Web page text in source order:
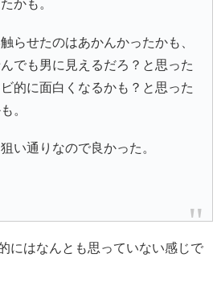
かも。
らせたのはあかんかったかも、
でも男に見えるだろ？と思った
的に面白くなるかも？と思った
。
い通りなので良かった。
にはなんとも思っていない感じで